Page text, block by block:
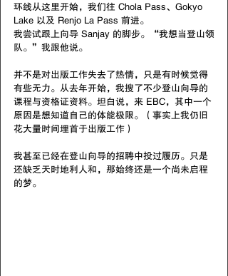
环线从这里开始，我们往 Chola Pass、Gokyo
Lake 以及 Renjo La Pass 前进。
我尝试跟上向导 Sanjay 的脚步。“我想当登山领
队。”我跟他说。
并不是对出版工作失去了热情，只是有时候觉得
有些无力。从去年开始，我搜了不少登山向导的
课程与资格证资料。坦白说，来 EBC，其中一个
原因是想知道自己的体能极限。（事实上我仍旧
花大量时间埋首于出版工作）
我甚至已经在登山向导的招聘中投过履历。只是
还缺乏天时地利人和，那始终还是一个尚未启程
的梦。